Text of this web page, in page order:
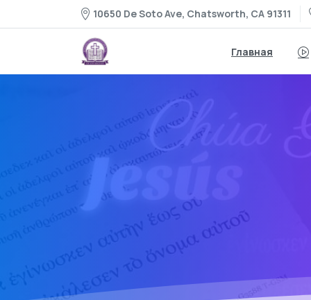
10650 De Soto Ave, Chatsworth, CA 91311
Главная